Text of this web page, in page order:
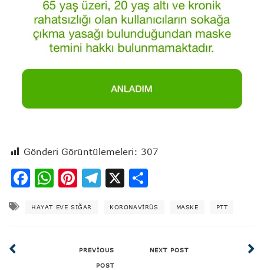
Gönderi Görüntülemeleri: 307
Facebook
WhatsApp
Pinterest
Telegram
X
HAYAT EVE SIĞAR KORONAVIRÜS MASKE PTT
PREVIOUS
POST
NEXT POST